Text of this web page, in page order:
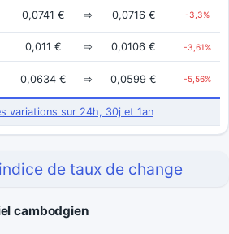
0,0741 € ⇨ 0,0716 € -3,3%
0,011 € ⇨ 0,0106 € -3,61%
0,0634 € ⇨ 0,0599 € -5,56%
variations sur 24h, 30j et 1an
de taux de change
cambodgien